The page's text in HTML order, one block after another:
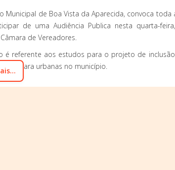
Municipal de Boa Vista da Aparecida, convoca toda
de uma Audiência Publica nesta quarta-
de Vereadores.
é referente aos estudos para o projeto de
para urbanas no município.